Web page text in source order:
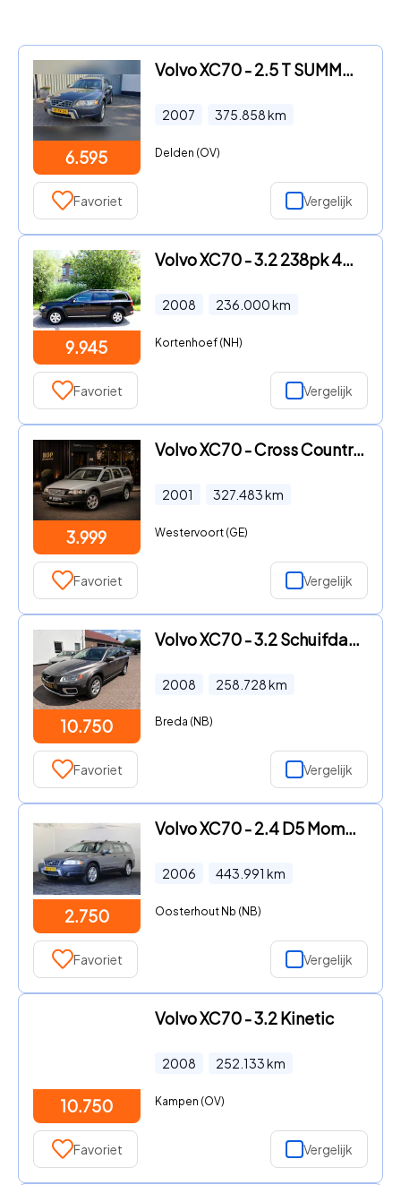
6.595
Volvo XC70 - 2.5 T SUMMUM Schuifdak
2007 375.858km
Delden (OV)
Favoriet Vergelijk
9.945
Volvo XC70 - 3.2 238pk 4WD 6-Cil. Summum Automaat Leder Schuifdak
2008 236.000km
Kortenhoef (NH)
Favoriet Vergelijk
3.999
Volvo XC70 - Cross Country 2.4 T Geartr. Comf. Automaat | Youngtimer | 5-
2001 327.483km
Westervoort (GE)
Favoriet Vergelijk
10.750
Volvo XC70 - 3.2 Schuifdak Automaat
2008 258.728km
Breda (NB)
Favoriet Vergelijk
2.750
Volvo XC70 - 2.4 D5 Momentum
2006 443.991 km
Oosterhout Nb (NB)
Favoriet Vergelijk
10.750
Volvo XC70 - 3.2 Kinetic
2008 252.133km
Kampen (OV)
Favoriet Vergelijk